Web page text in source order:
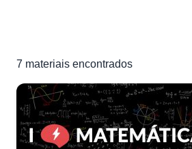
7 materiais encontrados